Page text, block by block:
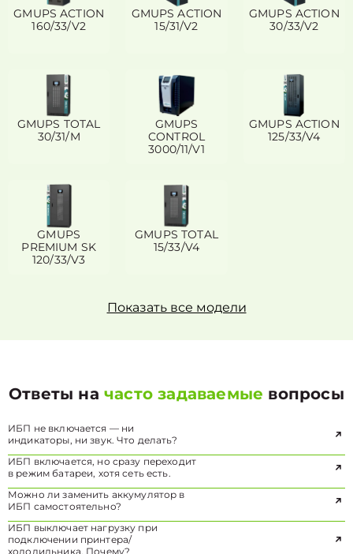
GMUPS ACTION
160/33/V2
GMUPS ACTION
15/31/V2
GMUPS ACTION
30/33/V2
GMUPS TOTAL
30/31/M
GMUPS
CONTROL
3000/11/V1
GMUPS ACTION
125/33/V4
GMUPS
PREMIUM SK
120/33/V3
GMUPS TOTAL
15/33/V4
Показать все модели
Ответы начасто задаваемые вопросы
ИБП не включается — ни
индикаторы, ни звук. Что делать?
ИБП включается, но сразу переходит
в режим батареи, хотя сеть есть.
Можно ли заменить аккумулятор в
ИБП самостоятельно?
ИБП выключает нагрузку при
подключении принтера/
холодильника. Почему?